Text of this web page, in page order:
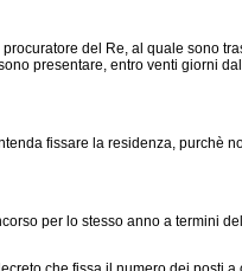
del Re, al quale sono
presentare, entro venti giorni
fissare la residenza, purchè
per lo stesso anno a termini